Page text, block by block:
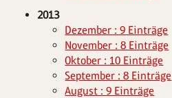
2013
Dezember : 9 Einträge
November : 8 Einträge
Oktober : 10 Einträge
September : 8 Einträge
August : 9 Einträge